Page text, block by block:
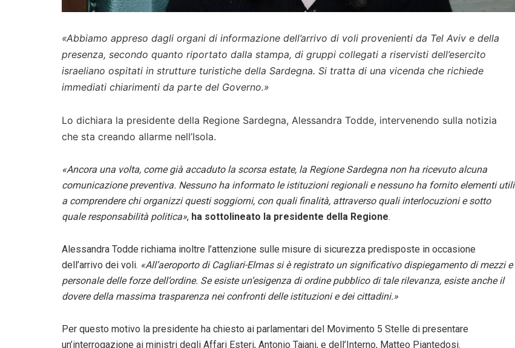
«Abbiamo appreso dagli organi di informazione dell’arrivo di voli provenienti da Tel Aviv e della
presenza, secondo quanto riportato dalla stampa, di gruppi collegati a riservisti dell’esercito
israeliano ospitati in strutture turistiche della Sardegna. Si tratta di una vicenda che richiede
immediati chiarimenti da parte del Governo.»
Lo dichiara la presidente della Regione Sardegna, Alessandra Todde, intervenendo sulla notizia
che sta creando allarme nell’Isola.
«Ancora una volta, come già accaduto la scorsa estate, la Regione Sardegna non ha ricevuto alcuna
comunicazione preventiva. Nessuno ha informato le istituzioni regionali e nessuno ha fornito elementi utili
a comprendere chi organizzi questi soggiorni, con quali finalità, attraverso quali interlocuzioni e sotto
quale responsabilità politica», ha sottolineato la presidente della Regione.
Alessandra Todde richiama inoltre l’attenzione sulle misure di sicurezza predisposte in occasione
dell’arrivo dei voli. «All’aeroporto di Cagliari-Elmas si è registrato un significativo dispiegamento di mezzi e
personale delle forze dell’ordine. Se esiste un’esigenza di ordine pubblico di tale rilevanza, esiste anche il
dovere della massima trasparenza nei confronti delle istituzioni e dei cittadini.»
Per questo motivo la presidente ha chiesto ai parlamentari del Movimento 5 Stelle di presentare
un’interrogazione ai ministri degli Affari Esteri, Antonio Tajani, e dell’Interno, Matteo Piantedosi.